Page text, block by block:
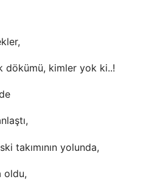
dökümü, kimler yok ki..!
takımının yolunda,
oldu,